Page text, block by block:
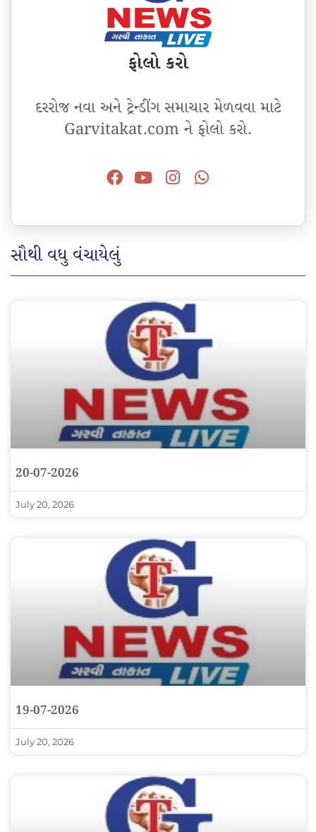
ફોલો કરો
દરરોજ નવા અને ટ્રેન્ડીંગ સમાચાર મેળવવા માટે
Garvitakat.com ને ફોલો કરો.
સૌથી વધુ વંચાયેલું
20-07-2026
July 20, 2026
19-07-2026
July 20, 2026